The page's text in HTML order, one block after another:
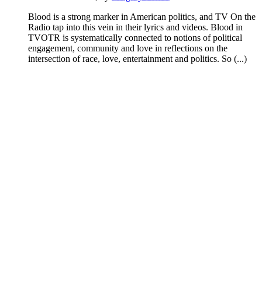
Blood is a strong marker in American politics, and TV On the
Radio tap into this vein in their lyrics and videos. Blood in
TVOTR is systematically connected to notions of political
engagement, community and love in reflections on the
intersection of race, love, entertainment and politics. So (...)